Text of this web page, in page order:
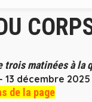
matinées à la
décembre 2025
de la page